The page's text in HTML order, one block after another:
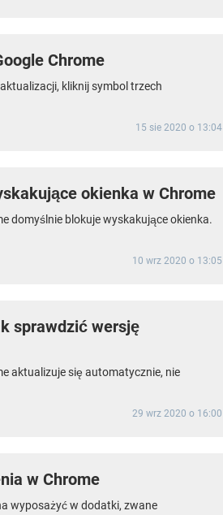
Chrome
kliknij symbol trzech
15 sie 2020 o 13:04
okienka w Chrome
domyślnie blokuje wyskakujące okienka.
10 wrz 2020 o 13:05
sprawdzić wersję
aktualizuje się automatycznie, nie
29 wrz 2020 o 16:00
w Chrome
wyposażyć w dodatki, zwane